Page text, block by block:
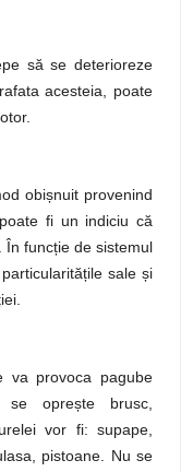
să se deterioreze
acesteia, poate
obișnuit provenind
fi un indiciu că
În funcție de sistemul
sale și
va provoca pagube
se oprește brusc,
vor fi: supape,
pistoane. Nu se